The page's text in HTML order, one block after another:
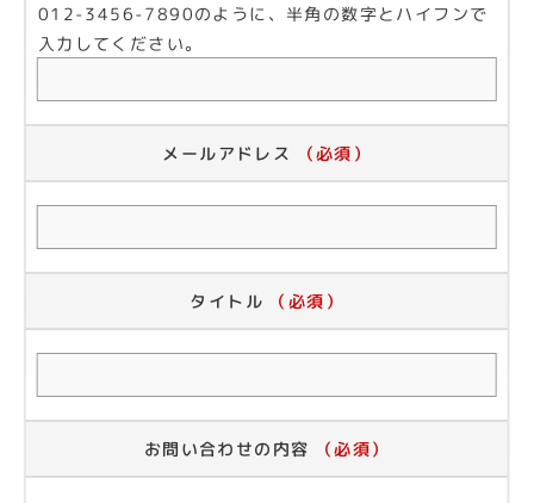
012-3456-7890のように、半角の数字とハイフンで
入力してください。
メールアドレス （必須）
タイトル （必須）
お問い合わせの内容 （必須）